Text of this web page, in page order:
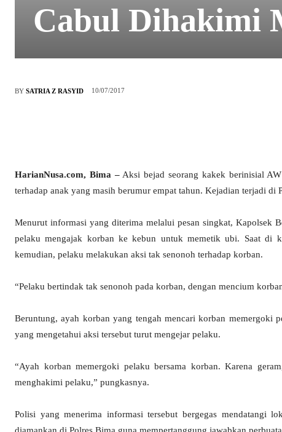
Cabul Dihakimi
BY SATRIA Z RASYID 10/07/2017
HarianNusa.com, Bima –Aksi bejad seorang kakek berinisial
terhadap anak yang masih berumur empat tahun. Kejadian terjadi
Menurut informasi yang diterima melalui pesan singkat, Kapolsek
pelaku mengajak korban ke kebun untuk memetik ubi. Saat di
kemudian, pelaku melakukan aksi tak senonoh terhadap korban.
“Pelaku bertindak tak senonoh pada korban, dengan mencium
Beruntung, ayah korban yang tengah mencari korban memergoki
yang mengetahui aksi tersebut turut mengejar pelaku.
“Ayah korban memergoki pelaku bersama korban. Karena
menghakimi pelaku,” pungkasnya.
Polisi yang menerima informasi tersebut bergegas mendatangi